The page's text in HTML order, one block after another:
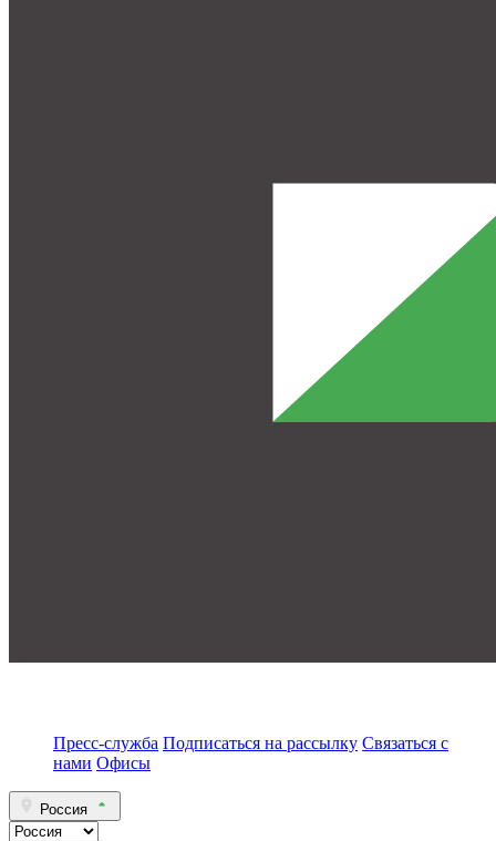
Пресс-служба Подписаться на рассылку Связаться с
нами Офисы
Россия